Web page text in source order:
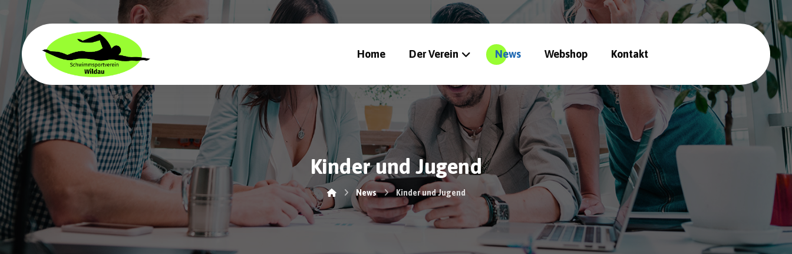
Home Der Verein News Webshop Kontakt
Kinder und Jugend
News Kinder und Jugend